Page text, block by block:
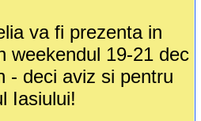
va fi prezenta in
weekendul 19-21 dec
- deci aviz si pentru
Iasiului!